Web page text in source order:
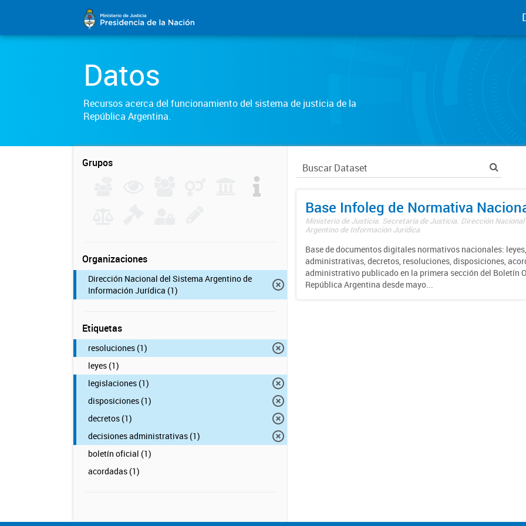
Datos
Recursos acerca del funcionamiento del sistema de justicia de la
República Argentina.
Grupos
Organizaciones
Dirección Nacional del Sistema Argentino de
Información Jurídica (1)
Etiquetas
resoluciones (1)
leyes (1)
legislaciones (1)
disposiciones (1)
decretos (1)
decisiones administrativas (1)
boletín oficial (1)
acordadas (1)
Base Infoleg de Normativa
Ministerio de Justicia. Secretaría de Justicia. Dirección Nacional
Argentino de Información Jurídica
Base de documentos digitales normativos nacionales:
administrativas, decretos, resoluciones, disposiciones,
administrativo publicado en la primera sección del Boletín
República Argentina desde mayo...